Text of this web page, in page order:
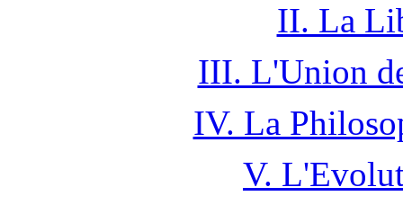
II. La
III. L'Union
IV. La
V.